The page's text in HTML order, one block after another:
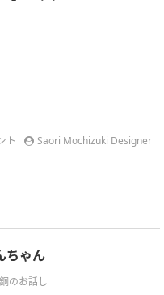
ト Saori Mochizuki Designer
ちゃん
のお話し